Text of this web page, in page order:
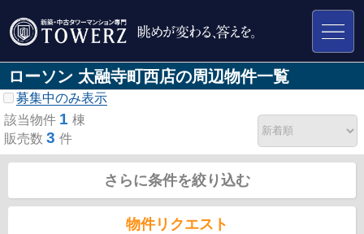
ローソン 太融寺町西店の周辺物件一覧
募集中のみ表示
該当物件 1 棟
販売数 3 件
さらに条件を絞り込む
物件リクエスト